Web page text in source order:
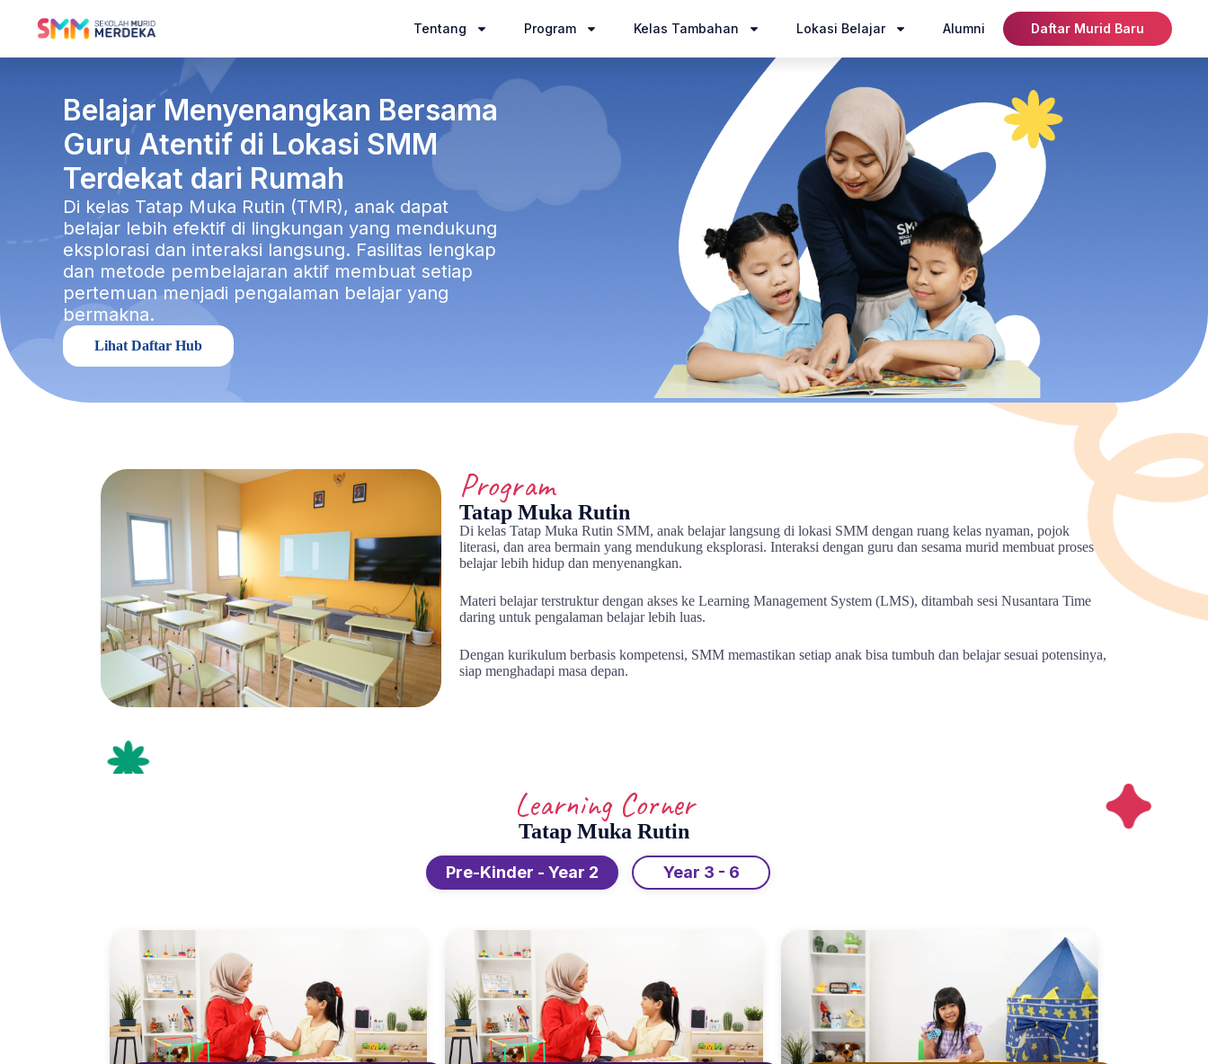
Tentang Program Kelas Tambahan Lokasi Belajar Alumni Daftar Murid Baru
Belajar Menyenangkan Bersama
Guru Atentif di Lokasi SMM
Terdekat dari Rumah
Di kelas Tatap Muka Rutin (TMR), anak dapat
belajar lebih efektif di lingkungan yang mendukung
eksplorasi dan interaksi langsung. Fasilitas lengkap
dan metode pembelajaran aktif membuat setiap
pertemuan menjadi pengalaman belajar yang
bermakna.
Lihat Daftar Hub
Program
Tatap Muka Rutin
Di kelas Tatap Muka Rutin SMM, anak belajar langsung di lokasi SMM dengan ruang kelas nyaman, pojok
literasi, dan area bermain yang mendukung eksplorasi. Interaksi dengan guru dan sesama murid membuat proses
belajar lebih hidup dan menyenangkan.
Materi belajar terstruktur dengan akses ke Learning Management System (LMS), ditambah sesi Nusantara Time
daring untuk pengalaman belajar lebih luas.
Dengan kurikulum berbasis kompetensi, SMM memastikan setiap anak bisa tumbuh dan belajar sesuai potensinya,
siap menghadapi masa depan.
Learning Corner
Tatap Muka Rutin
Pre-Kinder - Year 2 Year 3 - 6